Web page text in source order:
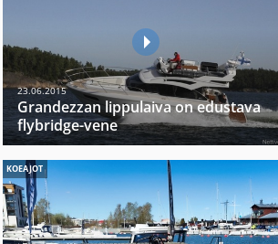
23.06.2015
Grandezzan lippulaiva on edustava
flybridge-vene
KOEAJOT